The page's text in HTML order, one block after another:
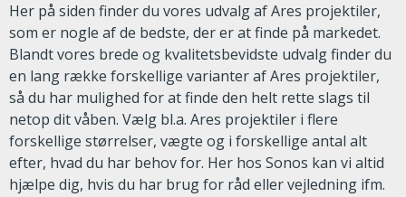
Her på siden finder du vores udvalg af Ares projektiler,
som er nogle af de bedste, der er at finde på markedet.
Blandt vores brede og kvalitetsbevidste udvalg finder du
en lang række forskellige varianter af Ares projektiler,
så du har mulighed for at finde den helt rette slags til
netop dit våben. Vælg bl.a. Ares projektiler i flere
forskellige størrelser, vægte og i forskellige antal alt
efter, hvad du har behov for. Her hos Sonos kan vi altid
hjælpe dig, hvis du har brug for råd eller vejledning ifm.